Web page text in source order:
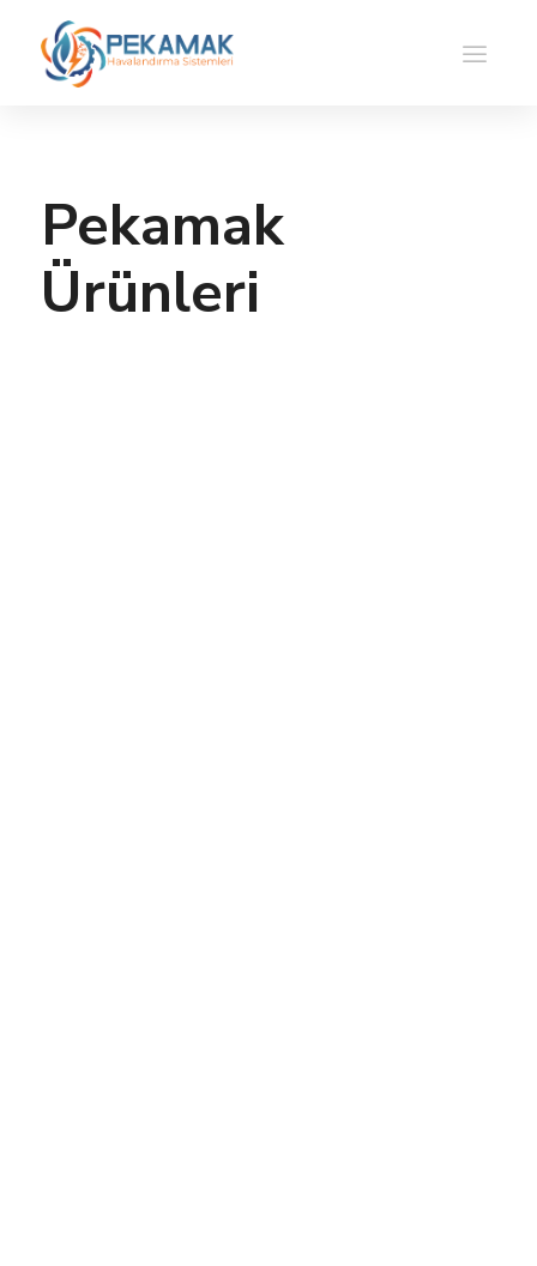
Pekamak
Ürünleri